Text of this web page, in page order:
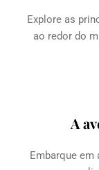
Explore as
ao redor do
A
Embarque em